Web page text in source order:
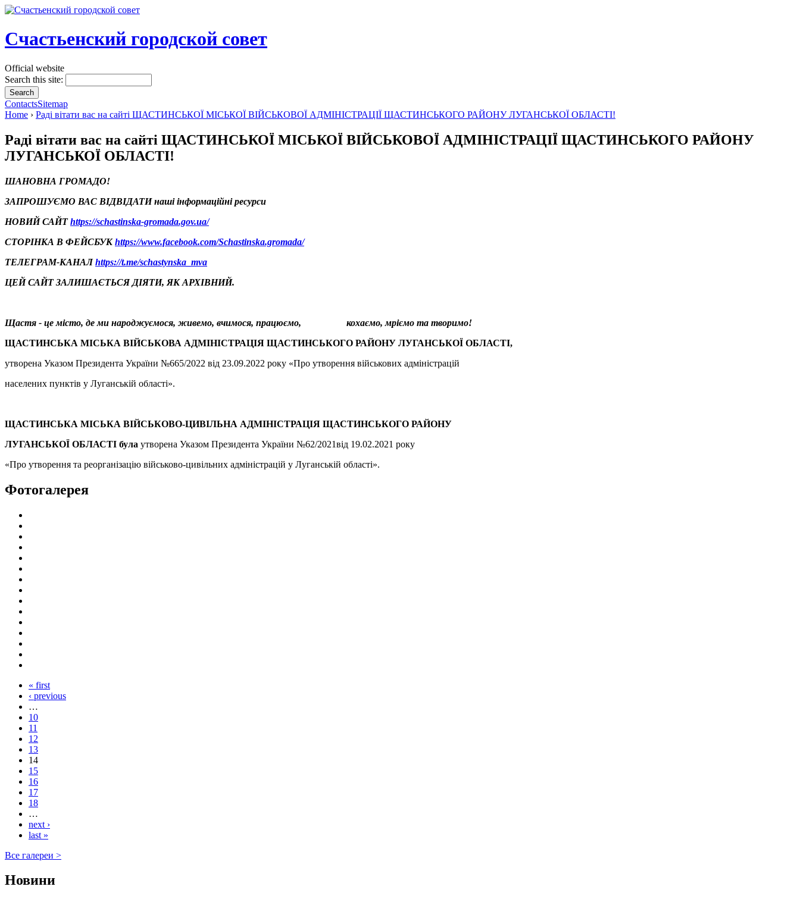
Счастьенский городской совет
Official website
Search this site:
ContactsSitemap
Home › Раді вітати вас на сайті ЩАСТИНСЬКОЇ МІСЬКОЇ ВІЙСЬКОВОЇ АДМІНІСТРАЦІЇ ЩАСТИНСЬКОГО РАЙОНУ ЛУГАНСЬКОЇ ОБЛАСТІ!
Раді вітати вас на сайті ЩАСТИНСЬКОЇ МІСЬКОЇ ВІЙСЬКОВОЇ АДМІНІСТРАЦІЇ ЩАСТИНСЬКОГО РАЙОНУ
ЛУГАНСЬКОЇ ОБЛАСТІ!
ШАНОВНА ГРОМАДО!
ЗАПРОШУЄМО ВАС ВІДВІДАТИ наші інформаційні ресурси
НОВИЙ САЙТhttps://schastinska-gromada.gov.ua/
СТОРІНКА В ФЕЙСБУКhttps://www.facebook.com/Schastinska.gromada/
ТЕЛЕГРАМ-КАНАЛhttps://t.me/schastynska_mva
ЦЕЙ САЙТ ЗАЛИШАЄТЬСЯ ДІЯТИ, ЯК АРХІВНИЙ.
Щастя - це місто, де ми народжуємося, живемо, вчимося, працюємо, кохаємо, мріємо та творимо!
ЩАСТИНСЬКА МІСЬКА ВІЙСЬКОВА АДМІНІСТРАЦІЯ ЩАСТИНСЬКОГО РАЙОНУ ЛУГАНСЬКОЇ ОБЛАСТІ,
утворена Указом Президента України №665/2022 від 23.09.2022 року «Про утворення військових адміністрацій
населених пунктів у Луганській області».
ЩАСТИНСЬКА МІСЬКА ВІЙСЬКОВО-ЦИВІЛЬНА АДМІНІСТРАЦІЯ ЩАСТИНСЬКОГО РАЙОНУ
ЛУГАНСЬКОЇ ОБЛАСТІ була утворена Указом Президента України №62/2021від 19.02.2021 року
«Про утворення та реорганізацію військово-цивільних адміністрацій у Луганській області».
Фотогалерея
« first
‹ previous
…
10
11
12
13
14
15
16
17
18
…
next ›
last »
Все галереи >
Новини